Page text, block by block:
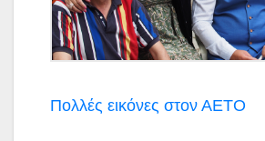
Πολλές εικόνες στον ΑΕΤΟ